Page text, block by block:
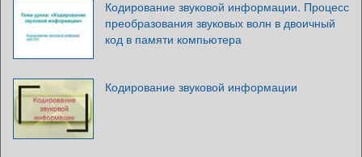
Кодирование звуковой информации. Процесс
преобразования звуковых волн в двоичный
код в памяти компьютера
Кодирование звуковой информации